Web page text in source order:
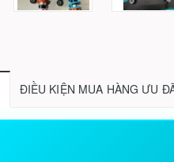
ĐIỀU KIỆN MUA HÀNG ƯU